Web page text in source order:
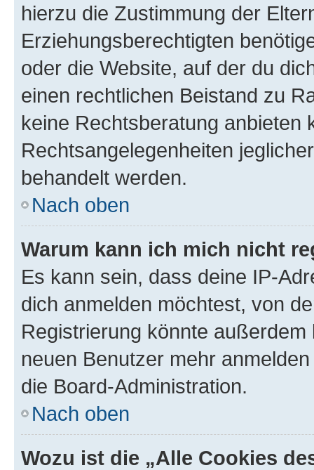
hierzu die Zustimmung der
Erziehungsberechtigten
oder die Website, auf der du
einen rechtlichen Beistand zu
keine Rechtsberatung anbieten
Rechtsangelegenheiten
behandelt werden.
Nach oben
Warum kann ich mich nicht
Es kann sein, dass deine IP-
dich anmelden möchtest, von
Registrierung könnte
neuen Benutzer mehr
die Board-Administration.
Nach oben
Wozu ist die „Alle Cookies